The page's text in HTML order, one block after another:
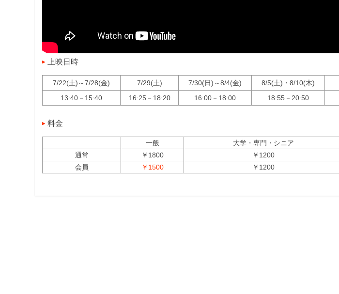
上映日時
7/22(土)～7/28(金) 7/29(土) 7/30(日)～8/4(金) 8/5(土)・8/10(木)
13:40－15:40
16:25－18:20 16:00－18:00 18:55－20:50
料金
一般 大学・専門・シニア
通常
￥1800 ￥1200
会員
￥1500 ￥1200